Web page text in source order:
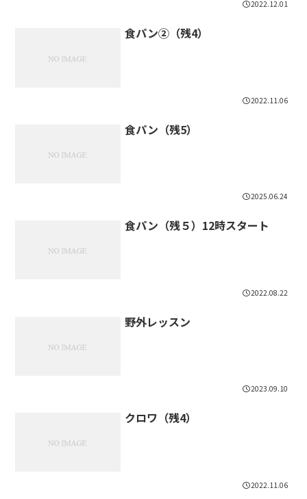
2022.12.01
食パン②（残4）
2022.11.06
食パン（残5）
2025.06.24
食パン（残５）12時スタート
2022.08.22
野外レッスン
2023.09.10
クロワ（残4）
2022.11.06